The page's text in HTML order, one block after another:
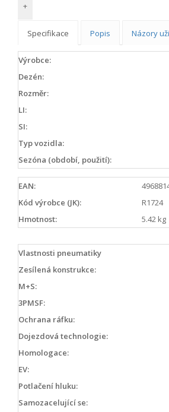
+
Specifikace Popis Názory
Výrobce:
Dezén:
Rozměr:
LI:
SI:
Typ vozidla:
Sezóna (období, použití):
EAN:
Kód výrobce (JK):
R1724
Hmotnost:
5.42 kg
Vlastnosti pneumatiky
Zesílená konstrukce:
M+S:
3PMSF:
Ochrana ráfku:
Dojezdová technologie:
Homologace:
EV:
Potlačení hluku:
Samozacelující se: